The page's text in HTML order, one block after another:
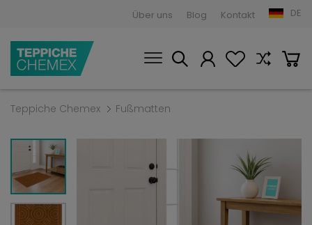
Über uns Blog Kontakt DE
Teppiche Chemex Fußmatten